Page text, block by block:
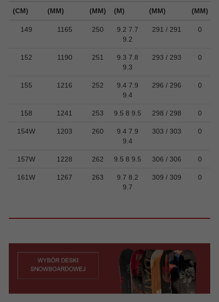
(CM) (MM) (MM) (M) (MM) (MM)
149 1165 250
9.2 7.7
9.2
291 / 291 0
152 1190 251
9.3 7.8
9.3
293 / 293 0
155 1216 252
9.4 7.9
9.4
296 / 296 0
158 1241 253 9.5 8 9.5 298 / 298 0
154W 1203 260
9.4 7.9
9.4
303 / 303 0
157W 1228 262 9.5 8 9.5 306 / 306 0
161W 1267 263
9.7 8.2
9.7
309 / 309 0